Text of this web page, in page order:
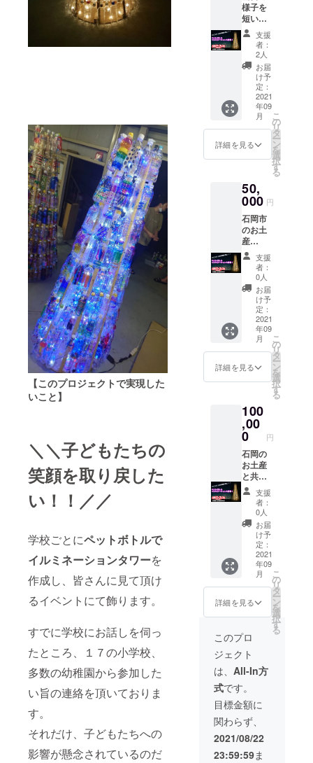
【このプロジェクトで実現した
いこと】
＼＼子どもたちの
笑顔を取り戻した
い！！／／
学校ごとにペットボトルで
イルミネーションタワーを
作成し、皆さんに見て頂け
るイベントにて飾ります。
すでに学校にお話しを伺っ
たところ、１７の小学校、
多数の幼稚園から参加した
い旨の連絡を頂いておりま
す。
それだけ、子どもたちへの
影響が懸念されているのだ
お手紙
を贈ら
せて頂
きま
す。
様子を
短い動
画にし
て、粗
品とと
もにお
礼の
メッ
セージ
と共に
お送り
いたし
ます。
ご支援
は、当
時の様
子とと
もに、
御礼の
メッ
セージ
を贈ら
せて頂
きま
す。
支援
者：
2人
お届
け予
定：
2021
年09
月
詳細を見る
こ
の
リ
タ
ー
ン
を
選
択
す
る
50,
000 円
石岡市
のお土
産
（小）
ととも
に、お
礼のお
手紙を
お送り
いたし
ます。
ご支援
頂いた
方々に
は、石
（小）
ととも
に、御
礼のお
手紙を
贈らせ
て頂き
ます。
支援
者：
0人
お届
け予
定：
2021
年09
月
詳細を見る
こ
の
リ
タ
ー
ン
を
選
択
す
る
100
,00
0 円
石岡の
お土産
と共
に、お
礼のお
手紙を
お送り
いたし
ます。
ご支援
頂いた
方々に
は、石
岡のお
土産と
に、御
礼のお
手紙を
贈らせ
て頂き
ます。
支援
者：
0人
お届
け予
定：
2021
年09
月
詳細を見る
こ
の
リ
タ
ー
ン
を
選
択
す
る
このプロ
ジェクト
は、 All-In方
式です。
目標金額に
関わらず、
2021/08/22
23:59:59ま